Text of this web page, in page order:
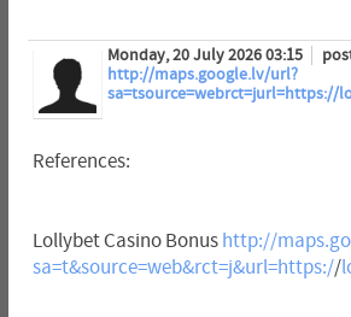
Monday, 20 July 2026 03:15
http://maps.google.lv/url?
sa=tsource=webrct=jurl=https://
References:
Lollybet Casino Bonus http://
sa=t&source=web&rct=j&url=https://